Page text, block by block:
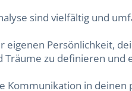
sind vielfältig und
Persönlichkeit,
zu definieren und
Kommunikation in